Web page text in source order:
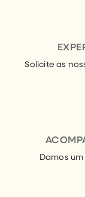
Solicite as
Damos